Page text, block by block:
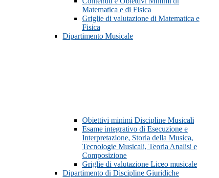
Matematica e di Fisica
Griglie di valutazione di Matematica e
Fisica
Dipartimento Musicale
Obiettivi minimi Discipline Musicali
Esame integrativo di Esecuzione e
Interpretazione, Storia della Musica,
Tecnologie Musicali, Teoria Analisi e
Composizione
Griglie di valutazione Liceo musicale
Dipartimento di Discipline Giuridiche